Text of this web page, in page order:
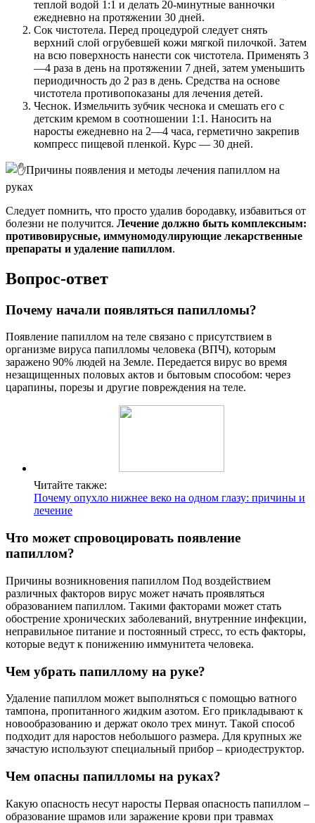
теплой водой 1:1 и делать 20-минутные ванночки
ежедневно на протяжении 30 дней.
Сок чистотела. Перед процедурой следует снять
верхний слой огрубевшей кожи мягкой пилочкой. Затем
на всю поверхность нанести сок чистотела. Применять 3
—4 раза в день на протяжении 7 дней, затем уменьшить
периодичность до 2 раз в день. Средства на основе
чистотела противопоказаны для лечения детей.
Чеснок. Измельчить зубчик чеснока и смешать его с
детским кремом в соотношении 1:1. Наносить на
наросты ежедневно на 2—4 часа, герметично закрепив
компресс пищевой пленкой. Курс — 30 дней.
Следует помнить, что просто удалив бородавку, избавиться от
болезни не получится. Лечение должно быть комплексным:
противовирусные, иммуномодулирующие лекарственные
препараты и удаление папиллом.
Вопрос-ответ
Почему начали появляться папилломы?
Появление папиллом на теле связано с присутствием в
организме вируса папилломы человека (ВПЧ), которым
заражено 90% людей на Земле. Передается вирус во время
незащищенных половых актов и бытовым способом: через
царапины, порезы и другие повреждения на теле.
Читайте также:
Почему опухло нижнее веко на одном глазу: причины и
лечение
Что может спровоцировать появление
папиллом?
Причины возникновения папиллом Под воздействием
различных факторов вирус может начать проявляться
образованием папиллом. Такими факторами может стать
обострение хронических заболеваний, внутренние инфекции,
неправильное питание и постоянный стресс, то есть факторы,
которые ведут к понижению иммунитета человека.
Чем убрать папиллому на руке?
Удаление папиллом может выполняться с помощью ватного
тампона, пропитанного жидким азотом. Его прикладывают к
новообразованию и держат около трех минут. Такой способ
подходит для наростов небольшого размера. Для крупных же
зачастую используют специальный прибор – криодеструктор.
Чем опасны папилломы на руках?
Какую опасность несут наросты Первая опасность папиллом –
образование шрамов или заражение крови при травмах